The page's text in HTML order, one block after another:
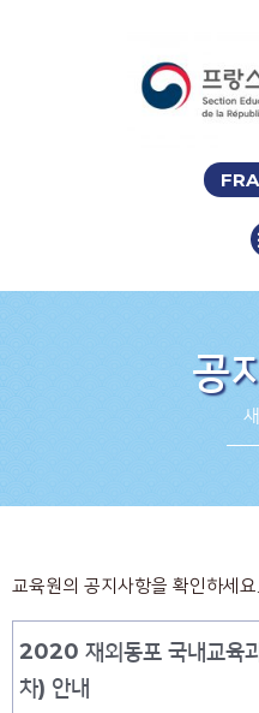
공
교육원의 공지사항을 확인하세요.
2020 재외동포 국내교육
차) 안내